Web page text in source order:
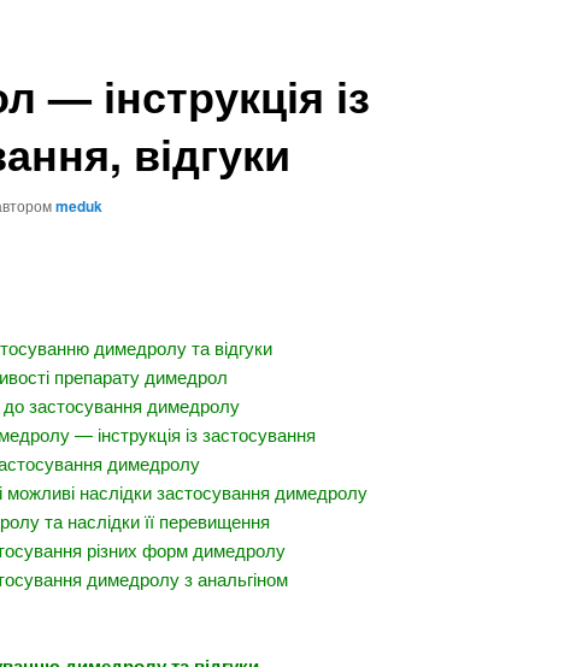
— інструкція із
відгуки
meduk
димедролу та відгуки
препарату димедрол
до застосування димедролу
— інструкція із застосування
димедролу
можливі наслідки застосування димедролу
та наслідки її перевищення
різних форм димедролу
димедролу з анальгіном